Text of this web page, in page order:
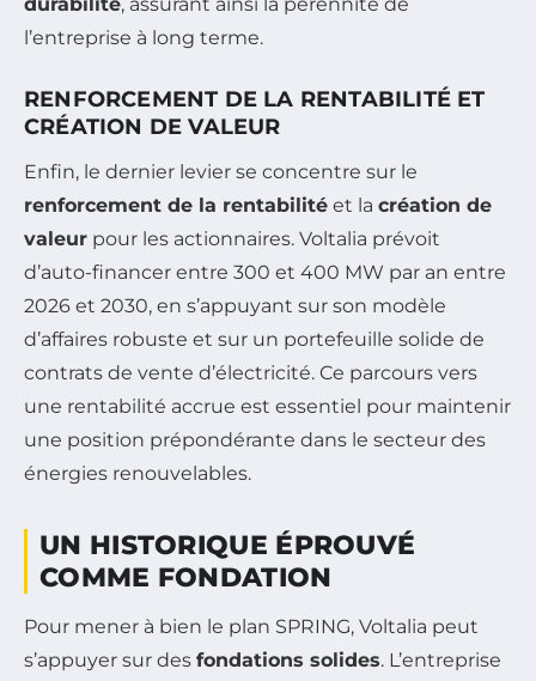
l’entreprise à long terme.
RENFORCEMENT DE LA RENTABILITÉ ET
CRÉATION DE VALEUR
Enfin, le dernier levier se concentre sur le
renforcement de la rentabilité et la création de
valeur pour les actionnaires. Voltalia prévoit
d’auto-financer entre 300 et 400 MW par an entre
2026 et 2030, en s’appuyant sur son modèle
d’affaires robuste et sur un portefeuille solide de
contrats de vente d’électricité. Ce parcours vers
une rentabilité accrue est essentiel pour maintenir
une position prépondérante dans le secteur des
énergies renouvelables.
UN HISTORIQUE ÉPROUVÉ
COMME FONDATION
Pour mener à bien le plan SPRING, Voltalia peut
s’appuyer sur des fondations solides. L’entreprise